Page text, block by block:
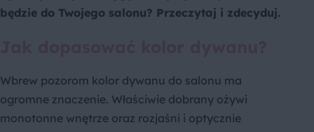
będzie do Twojego salonu? Przeczytaj i zdecyduj.
Wbrew pozorom kolor dywanu do salonu ma
ogromne znaczenie. Właściwie dobrany ożywi
monotonne wnętrze oraz rozjaśni i optycznie